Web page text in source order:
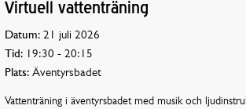
Virtuell vattenträning
Datum: 21 juli 2026
Tid: 19:30 - 20:15
Plats: Äventyrsbadet
Vattenträning i äventyrsbadet med musik och